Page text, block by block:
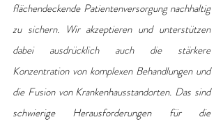
flächendeckende Patientenversorgung nachhaltig
zu sichern. Wir akzeptieren und unterstützen
dabei ausdrücklich auch die stärkere
Konzentration von komplexen Behandlungen und
die Fusion von Krankenhausstandorten. Das sind
schwierige Herausforderungen für die